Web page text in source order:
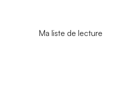
Ma liste de lecture